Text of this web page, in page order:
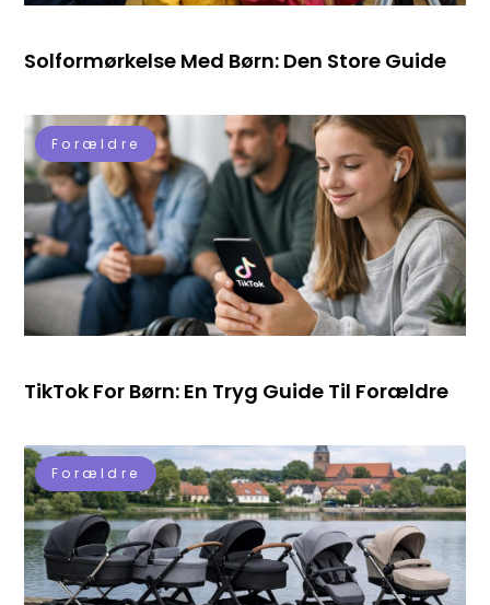
Solformørkelse Med Børn: Den Store Guide
Forældre
TikTok For Børn: En Tryg Guide Til Forældre
Forældre